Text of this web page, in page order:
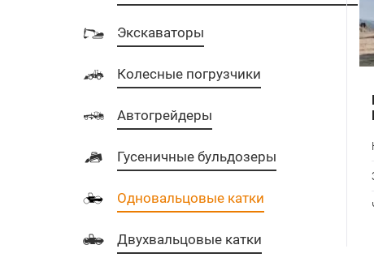
Экскаваторы
Колесные погрузчики
Автогрейдеры
Гусеничные бульдозеры
Одновальцовые катки
Двухвальцовые катки